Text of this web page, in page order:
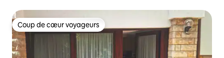
Coup de cœur voyageurs
Coup de cœur voyageurs